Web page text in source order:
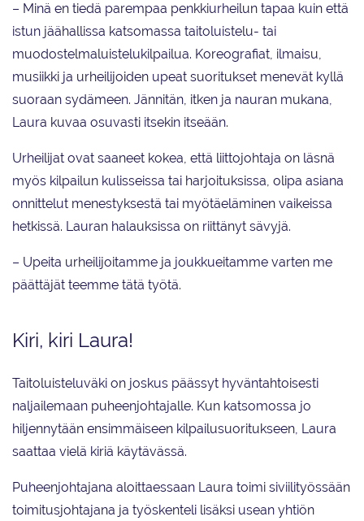
– Minä en tiedä parempaa penkkiurheilun tapaa kuin että
istun jäähallissa katsomassa taitoluistelu- tai
muodostelmaluistelukilpailua. Koreografiat, ilmaisu,
musiikki ja urheilijoiden upeat suoritukset menevät kyllä
suoraan sydämeen. Jännitän, itken ja nauran mukana,
Laura kuvaa osuvasti itsekin itseään.
Urheilijat ovat saaneet kokea, että liittojohtaja on läsnä
myös kilpailun kulisseissa tai harjoituksissa, olipa asiana
onnittelut menestyksestä tai myötäeläminen vaikeissa
hetkissä. Lauran halauksissa on riittänyt sävyjä.
– Upeita urheilijoitamme ja joukkueitamme varten me
päättäjät teemme tätä työtä.
Kiri, kiri Laura!
Taitoluisteluväki on joskus päässyt hyväntahtoisesti
naljailemaan puheenjohtajalle. Kun katsomossa jo
hiljennytään ensimmäiseen kilpailusuoritukseen, Laura
saattaa vielä kiriä käytävässä.
Puheenjohtajana aloittaessaan Laura toimi siviilityössään
toimitusjohtajana ja työskenteli lisäksi usean yhtiön